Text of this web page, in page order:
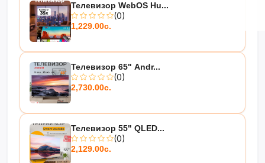
Телевизор WebOS Hu...
(0)
1,229.00с.
Телевизор 65" Andr...
(0)
2,730.00с.
Телевизор 55" QLED...
(0)
2,129.00с.